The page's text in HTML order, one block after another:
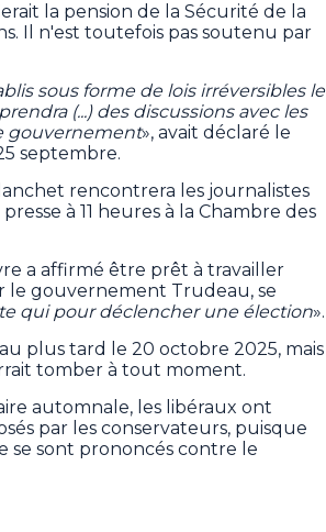
la pension de la Sécurité de la
Il n'est toutefois pas soutenu par
sous forme de lois irréversibles le
(...) des discussions avec les
gouvernement», avait déclaré le
septembre.
rencontrera les journalistes
à 11 heures à la Chambre des
a affirmé être prêt à travailler
le gouvernement Trudeau, se
qui pour déclencher une élection».
plus tard le 20 octobre 2025, mais
tomber à tout moment.
automnale, les libéraux ont
par les conservateurs, puisque
se sont prononcés contre le